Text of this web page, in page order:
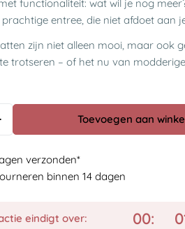
functionaliteit: wat wil je nog
entree, die niet afdoet aan
zijn niet alleen mooi, maar ook
trotseren – of het nu van
Toevoegen aan
verzonden*
binnen 14 dagen
eindigt over: 00